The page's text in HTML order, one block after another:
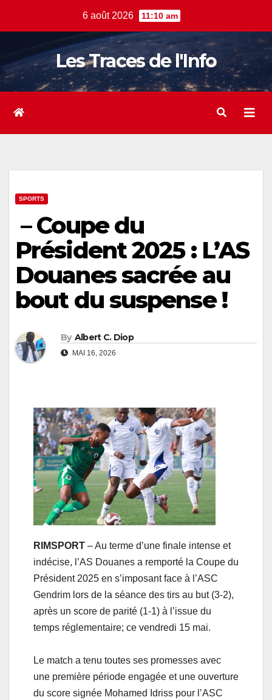
6 août 2026 11:10 am
Les Traces de l'Info
SPORTS
– Coupe du
Président 2025 : L’AS
Douanes sacrée au
bout du suspense !
By Albert C. Diop
MAI 16, 2026
RIMSPORT – Au terme d’une finale intense et
indécise, l’AS Douanes a remporté la Coupe du
Président 2025 en s’imposant face à l’ASC
Gendrim lors de la séance des tirs au but (3-2),
après un score de parité (1-1) à l’issue du
temps réglementaire; ce vendredi 15 mai.
Le match a tenu toutes ses promesses avec
une première période engagée et une ouverture
du score signée Mohamed Idriss pour l’ASC